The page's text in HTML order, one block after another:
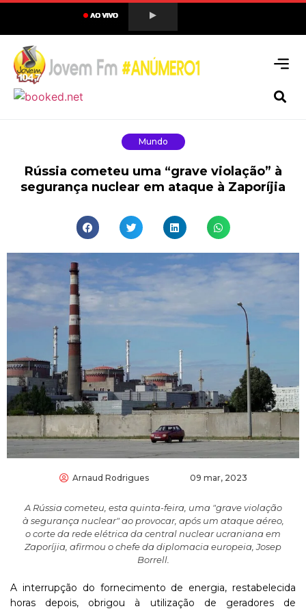
Mundo
Rússia cometeu uma “grave violação” à
segurança nuclear em ataque à Zaporíjia
Arnaud Rodrigues 09 mar, 2023
A Rússia cometeu, esta quinta-feira, uma "grave violação
à segurança nuclear" ao provocar, após um ataque aéreo,
o corte da rede elétrica da central nuclear ucraniana em
Zaporíjia, afirmou o chefe da diplomacia europeia, Josep
Borrell.
A interrupção do fornecimento de energia, restabelecida
horas depois, obrigou à utilização de geradores de